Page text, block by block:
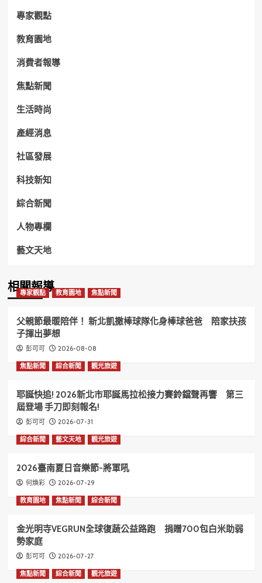
專家觀點
教育園地
消費者報導
焦點新聞
生活時尚
產經消息
社區發展
科技新知
綜合新聞
人物專欄
藝文天地
相關報導
專家觀點 教育園地 焦點新聞
父親節最暖陪伴！ 新北凱撒棒球隊化身棒球爸爸 陪家扶孩
子揮出夢想
彭可可 2026-08-08
焦點新聞 綜合新聞 觀光旅遊
耶誕快追! 2026新北市耶誕馬拉松接力賽鈴鐺聲再響 第三
屆登場 手刀即刻報名!
彭可可 2026-07-31
綜合新聞 藝文天地 觀光旅遊
2026臺南夏日音樂節-將軍吼
何煥彩 2026-07-29
教育園地 焦點新聞 綜合新聞
金光明寺VEGRUN全球復蔬公益路跑 捐贈700包白米助弱
勢家庭
彭可可 2026-07-27
焦點新聞 綜合新聞 觀光旅遊